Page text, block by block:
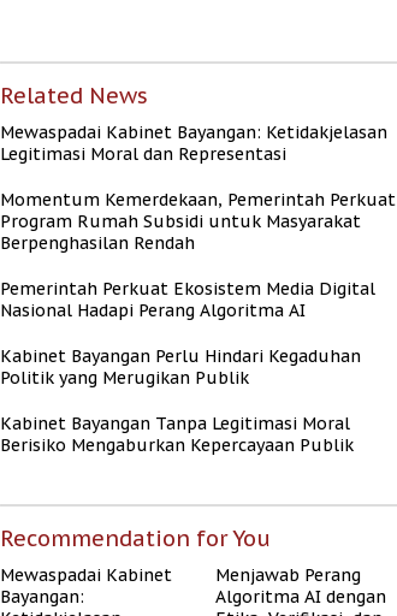
Related News
Mewaspadai Kabinet Bayangan: Ketidakjelasan
Legitimasi Moral dan Representasi
Momentum Kemerdekaan, Pemerintah Perkuat
Program Rumah Subsidi untuk Masyarakat
Berpenghasilan Rendah
Pemerintah Perkuat Ekosistem Media Digital
Nasional Hadapi Perang Algoritma AI
Kabinet Bayangan Perlu Hindari Kegaduhan
Politik yang Merugikan Publik
Kabinet Bayangan Tanpa Legitimasi Moral
Berisiko Mengaburkan Kepercayaan Publik
Recommendation for You
Mewaspadai Kabinet
Bayangan:
Menjawab Perang
Algoritma AI dengan